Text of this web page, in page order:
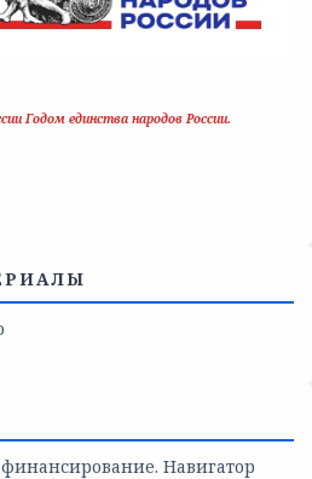
Годом единства народов России.
Навигатор